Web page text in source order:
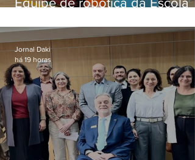
Equipe de robótica da Escola
prêmio internacional nos EUA
Jornal Daki
há 19 horas